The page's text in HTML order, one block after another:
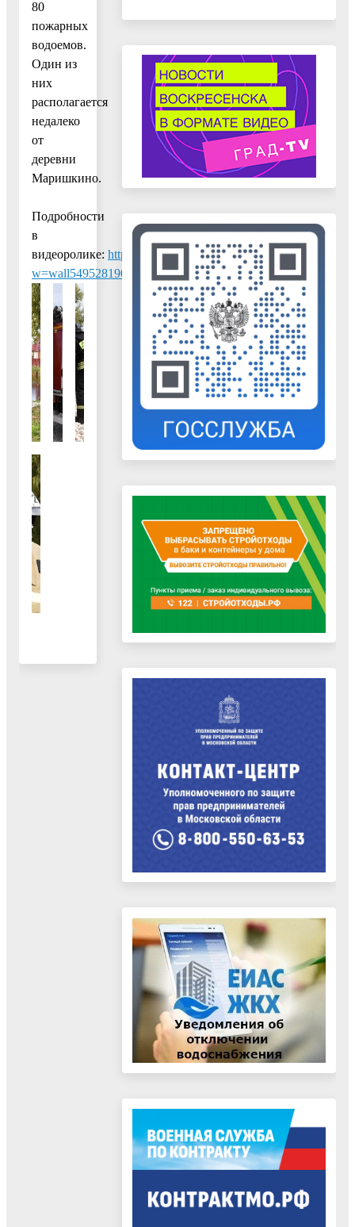
80
пожарных
водоемов.
Один из
них
располагается
недалеко
от
деревни
Маришкино.
Подробности
в
видеоролике: https://vk.com/avbolotnikov?
w=wall549528190_5646%2Fall .